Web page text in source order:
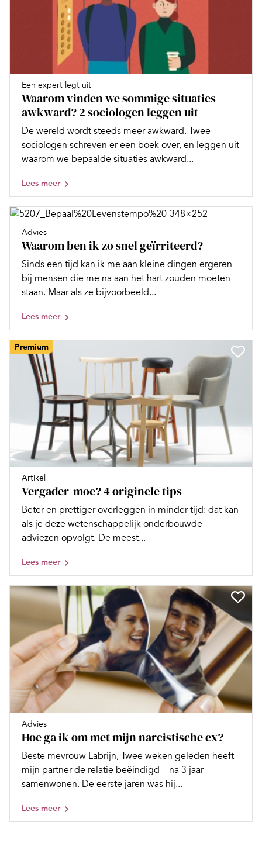
Een expert legt uit
Waarom vinden we sommige situaties
awkward? 2 sociologen leggen uit
De wereld wordt steeds meer awkward. Twee
sociologen schreven er een boek over, en leggen uit
waarom we bepaalde situaties awkward...
Lees meer
Advies
Waarom ben ik zo snel geïrriteerd?
Sinds een tijd kan ik me aan kleine dingen ergeren
bij mensen die me na aan het hart zouden moeten
staan. Maar als ze bijvoorbeeld...
Lees meer
Premium
Artikel
Vergader-moe? 4 originele tips
Beter en prettiger overleggen in minder tijd: dat kan
als je deze wetenschappelijk onderbouwde
adviezen opvolgt. De meest...
Lees meer
Advies
Hoe ga ik om met mijn narcistische ex?
Beste mevrouw Labrijn, Twee weken geleden heeft
mijn partner de relatie beëindigd – na 3 jaar
samenwonen. De eerste jaren was hij...
Lees meer